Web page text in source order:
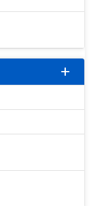
add